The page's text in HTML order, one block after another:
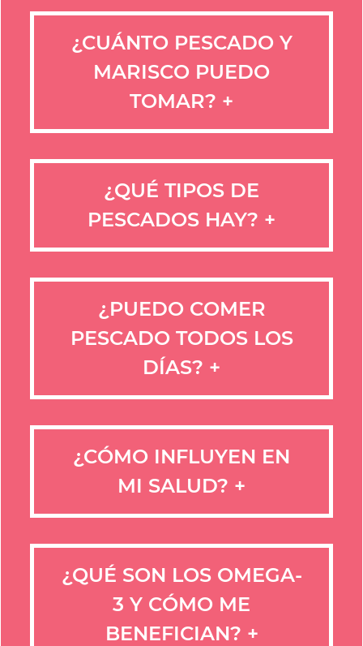
¿CUÁNTO PESCADO Y
MARISCO PUEDO
TOMAR? +
¿QUÉ TIPOS DE
PESCADOS HAY? +
¿PUEDO COMER
PESCADO TODOS LOS
DÍAS? +
¿CÓMO INFLUYEN EN
MI SALUD? +
¿QUÉ SON LOS OMEGA-
3 Y CÓMO ME
BENEFICIAN? +